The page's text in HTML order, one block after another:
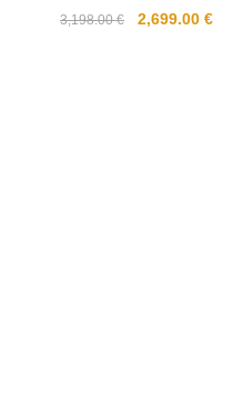
3,198.00€ 2,699.00€